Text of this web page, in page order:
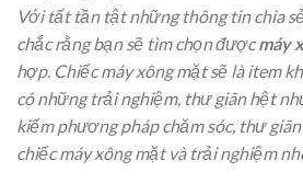
Với tất tần tật những thông tin chia
chắc rằng bạn sẽ tìm chọn đượcmáy
hợp. Chiếc máy xông mặt sẽ là item
có những trải nghiệm, thư giãn hệt
kiếm phương pháp chăm sóc, thư
chiếc máy xông mặt và trải nghiệm